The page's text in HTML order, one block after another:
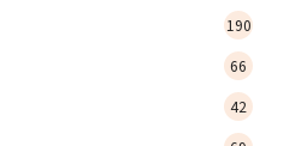
190
66
42